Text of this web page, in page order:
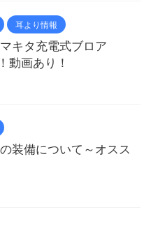
耳より情報
キタ充電式ブロア
動画あり！
装備について～オスス